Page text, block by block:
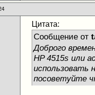
Цитата:
Сообщение от
Доброго
HP 4515s или
использовать
посоветуйте